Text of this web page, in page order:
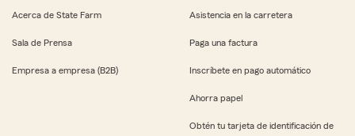
Acerca de State Farm
Sala de Prensa
Empresa a empresa (B2B)
Asistencia en la carretera
Paga una factura
Inscríbete en pago automático
Ahorra papel
Obtén tu tarjeta de identificación de